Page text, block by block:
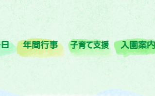
園の一日 年間行事 子育て支